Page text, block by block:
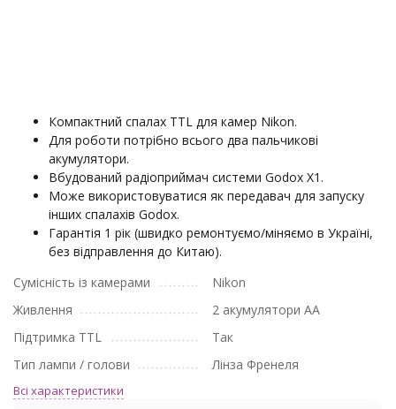
Компактний спалах TTL для камер Nikon.
Для роботи потрібно всього два пальчикові
акумулятори.
Вбудований радіоприймач системи Godox X1.
Може використовуватися як передавач для запуску
інших спалахів Godox.
Гарантія 1 рік (швидко ремонтуємо/міняємо в Україні,
без відправлення до Китаю).
Сумісність із камерами
Nikon
Живлення
2 акумулятори АА
Підтримка TTL
Так
Тип лампи / голови
Лінза Френеля
Всі характеристики